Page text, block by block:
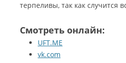
терпеливы, так как случится
Смотреть онлайн:
UFT.ME
vk.com